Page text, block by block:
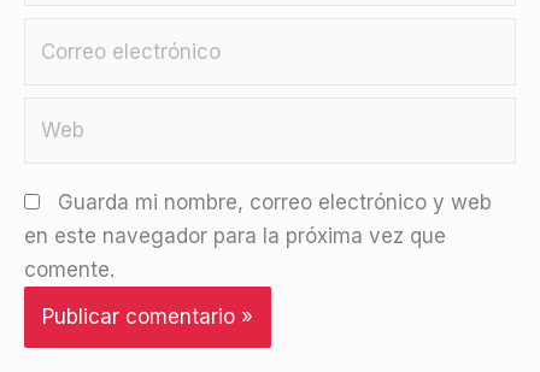
Guarda mi nombre, correo electrónico y web
en este navegador para la próxima vez que
comente.